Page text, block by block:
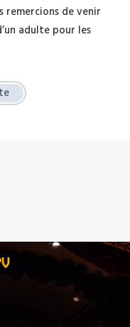
remercions de venir
adulte pour les